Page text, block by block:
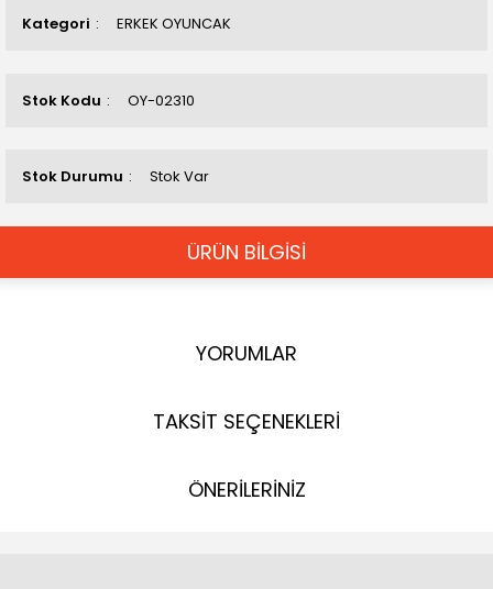
Kategori ERKEK OYUNCAK
Stok Kodu OY-02310
Stok Durumu Stok Var
ÜRÜN BİLGİSİ
YORUMLAR
TAKSİT SEÇENEKLERİ
ÖNERİLERİNİZ